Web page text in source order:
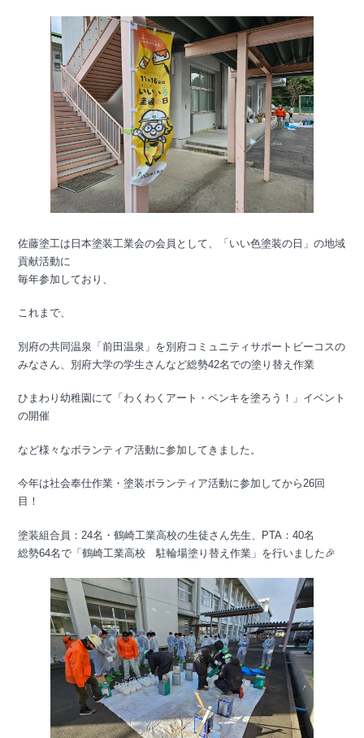
佐藤塗工は日本塗装工業会の会員として、「いい色塗装の日」の地域
貢献活動に
毎年参加しており、
これまで、
別府の共同温泉「前田温泉」を別府コミュニティサポートビーコスの
みなさん、別府大学の学生さんなど総勢42名での塗り替え作業
ひまわり幼稚園にて「わくわくアート・ペンキを塗ろう！」イベント
の開催
など様々なボランティア活動に参加してきました。
今年は社会奉仕作業・塗装ボランティア活動に参加してから26回
目！
塗装組合員：24名・鶴崎工業高校の生徒さん先生、PTA：40名
総勢64名で「鶴崎工業高校 駐輪場塗り替え作業」を行いました🎉